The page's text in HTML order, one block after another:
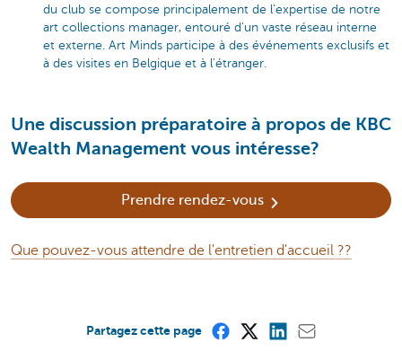
du club se compose principalement de l'expertise de notre
art collections manager, entouré d'un vaste réseau interne
et externe. Art Minds participe à des événements exclusifs et
à des visites en Belgique et à l'étranger.
Une discussion préparatoire à propos de KBC
Wealth Management vous intéresse?
Prendre rendez-vous
Que pouvez-vous attendre de l'entretien d'accueil ??
Partagez cette page